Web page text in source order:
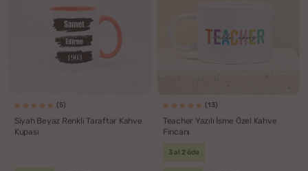
(5)
Siyah Beyaz Renkli Taraftar Kahve
Kupası
(13)
Teacher Yazılı İsme Özel Kahve
Fincanı
3 al 2 öde